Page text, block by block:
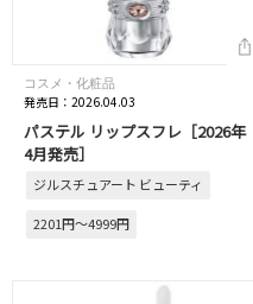
コスメ・化粧品
発売日：2026.04.03
パステル リップスフレ［2026年
4月発売］
ジルスチュアート ビューティ
2201円～4999円